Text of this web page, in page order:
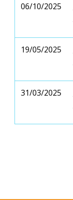
06/10/2025
19/05/2025
31/03/2025